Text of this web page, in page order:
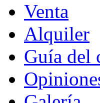
Venta
Alquiler
Guía del